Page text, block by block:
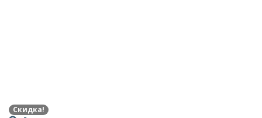
Скидка!